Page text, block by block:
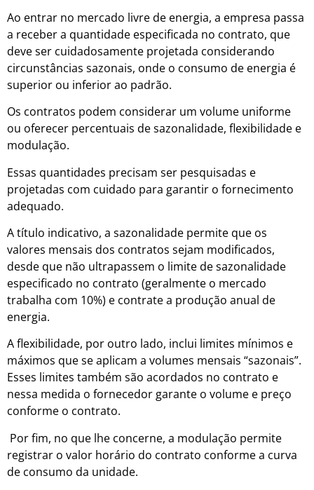
Ao entrar no mercado livre de energia, a empresa passa
a receber a quantidade especificada no contrato, que
deve ser cuidadosamente projetada considerando
circunstâncias sazonais, onde o consumo de energia é
superior ou inferior ao padrão.
Os contratos podem considerar um volume uniforme
ou oferecer percentuais de sazonalidade, flexibilidade e
modulação.
Essas quantidades precisam ser pesquisadas e
projetadas com cuidado para garantir o fornecimento
adequado.
A título indicativo, a sazonalidade permite que os
valores mensais dos contratos sejam modificados,
desde que não ultrapassem o limite de sazonalidade
especificado no contrato (geralmente o mercado
trabalha com 10%) e contrate a produção anual de
energia.
A flexibilidade, por outro lado, inclui limites mínimos e
máximos que se aplicam a volumes mensais “sazonais”.
Esses limites também são acordados no contrato e
nessa medida o fornecedor garante o volume e preço
conforme o contrato.
Por fim, no que lhe concerne, a modulação permite
registrar o valor horário do contrato conforme a curva
de consumo da unidade.